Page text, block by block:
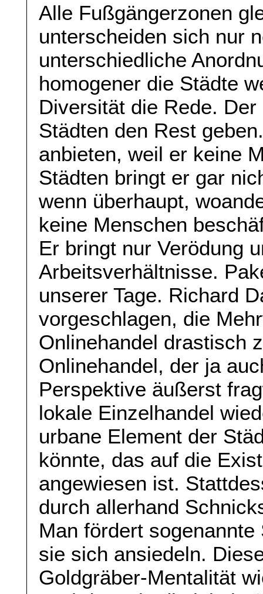
Alle Fußgängerzonen
unterscheiden sich nur
unterschiedliche
homogener die Städte
Diversität die Rede.
Städten den Rest
anbieten, weil er keine
Städten bringt er gar
wenn überhaupt,
keine Menschen
Er bringt nur Verödung
Arbeitsverhältnisse.
unserer Tage. Richard
vorgeschlagen, die
Onlinehandel drastisch
Onlinehandel, der ja
Perspektive äußerst
lokale Einzelhandel
urbane Element der
könnte, das auf die
angewiesen ist.
durch allerhand
Man fördert
sie sich ansiedeln.
Goldgräber-Mentalität